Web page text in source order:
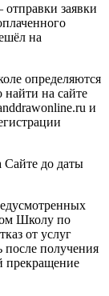
заявки
на
определяются
на сайте
и
Сайте до даты
Школу по
от услуг
после получения
прекращение